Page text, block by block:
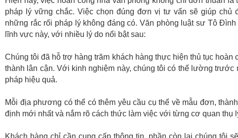
pháp lý vững chắc. Việc chọn đúng đơn vị tư vấn sẽ giúp chủ
những rắc rối pháp lý không đáng có. Văn phòng luật sư Tô
lĩnh vực này, với nhiều lý do nổi bật sau:
Chúng tôi đã hỗ trợ hàng trăm khách hàng thực hiện thủ tục hoàn
thành lân cận. Với kinh nghiệm này, chúng tôi có thể lường
pháp hiệu quả.
Mỗi địa phương có thể có thêm yêu cầu cụ thể về mẫu đơn,
định mới nhất và nắm rõ cách thức làm việc với từng cơ quan thụ
Khách hàng chỉ cần cung cấp thông tin, phần còn lại chúng tôi